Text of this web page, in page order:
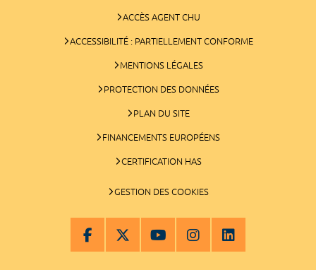
ACCÈS AGENT CHU
ACCESSIBILITÉ : PARTIELLEMENT CONFORME
MENTIONS LÉGALES
PROTECTION DES DONNÉES
PLAN DU SITE
FINANCEMENTS EUROPÉENS
CERTIFICATION HAS
GESTION DES COOKIES